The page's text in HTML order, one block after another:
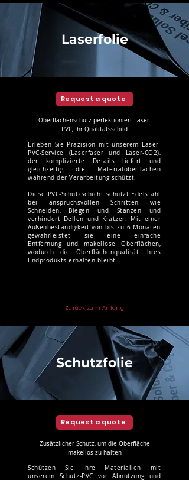
Laserfolie
Request a quote
Oberflächenschutz perfektioniert Laser-
PVC, Ihr Qualitätsschild
Erleben Sie Präzision mit unserem Laser-
PVC-Service (Laserfaser und Laser-CO2),
der komplizierte Details liefert und
gleichzeitig die Materialoberflächen
während der Verarbeitung schützt.
Diese PVC-Schutzschicht schützt Edelstahl
bei anspruchsvollen Schritten wie
Schneiden, Biegen und Stanzen und
verhindert Dellen und Kratzer. Mit einer
Außenbeständigkeit von bis zu 6 Monaten
gewährleistet sie eine einfache
Entfernung und makellose Oberflächen,
wodurch die Oberflächenqualität Ihres
Endprodukts erhalten bleibt.
Zurück zum Anfang
Schutzfolie
Request a quote
Zusätzlicher Schutz, um die Oberfläche
makellos zu halten
Schützen Sie Ihre Materialien mit
unserem Schutz-PVC vor Abnutzung und